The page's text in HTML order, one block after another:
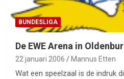
BUNDESLIGA
De EWE Arena in
22 januari 2006 Mannus Etten
Wat een speelzaal is de indruk